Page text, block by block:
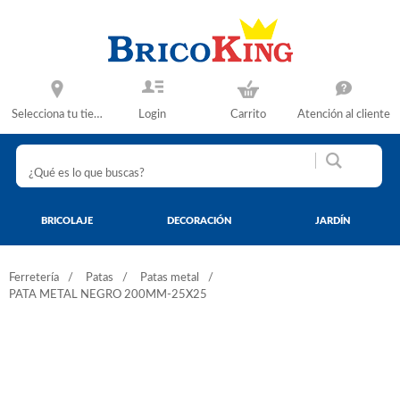
Selecciona tu tienda Login Carrito Atención al cliente
BRICOLAJE DECORACIÓN JARDÍN
Ferretería Patas
Patas metal
PATA METAL NEGRO 200MM-25X25